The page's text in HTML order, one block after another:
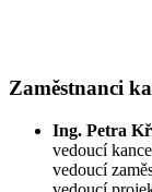
Zaměstnanci
Ing. Petra
vedoucí
vedoucí